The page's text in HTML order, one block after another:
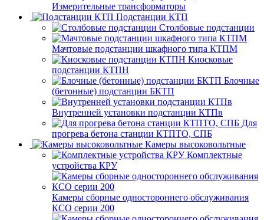
Измерительные трансформаторы
Подстанции КТП
Столбовые подстанции
Мачтовые подстанции шкафного типа КТПМ
Киосковые
подстанции КТПН
Блочные
(бетонные) подстанции БКТП
Внутренней установки подстанции КТПв
Для
прогрева бетона станции КТПТО, СПБ
Камеры высоковольтные
Комплектные
устройства КРУ
Камеры сборные одностороннего обслуживания
КСО серии 200